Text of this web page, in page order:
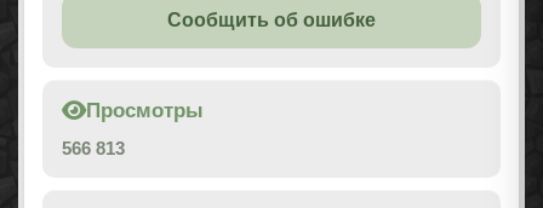
Сообщить об ошибке
Просмотры
566 813